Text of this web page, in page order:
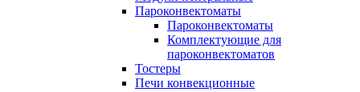
Пароконвектоматы
Пароконвектоматы
Комплектующие для
пароконвектоматов
Тостеры
Печи конвекционные